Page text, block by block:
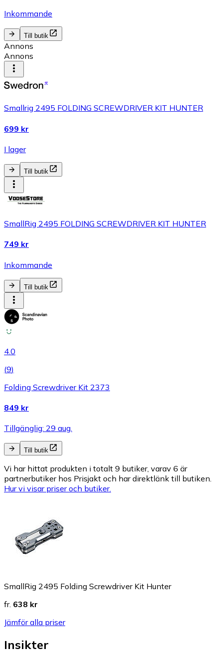
Inkommande
Till butik
Annons
Annons
Smallrig 2495 FOLDING SCREWDRIVER KIT HUNTER
699 kr
I lager
Till butik
SmallRig 2495 FOLDING SCREWDRIVER KIT HUNTER
749 kr
Inkommande
Till butik
4.0
(9)
Folding Screwdriver Kit 2373
849 kr
Tillgänglig: 29 aug.
Till butik
Vi har hittat produkten i totalt 9 butiker, varav 6 är
partnerbutiker hos Prisjakt och har direktlänk till butiken.
Hur vi visar priser och butiker.
SmallRig 2495 Folding Screwdriver Kit Hunter
fr. 638 kr
Jämför alla priser
Insikter